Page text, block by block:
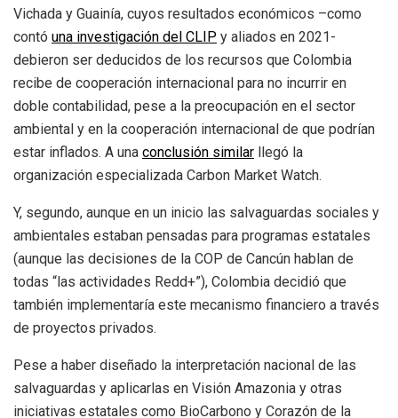
Vichada y Guainía, cuyos resultados económicos –como
contó una investigación del CLIP y aliados en 2021-
debieron ser deducidos de los recursos que Colombia
recibe de cooperación internacional para no incurrir en
doble contabilidad, pese a la preocupación en el sector
ambiental y en la cooperación internacional de que podrían
estar inflados. A una conclusión similar llegó la
organización especializada Carbon Market Watch.
Y, segundo, aunque en un inicio las salvaguardas sociales y
ambientales estaban pensadas para programas estatales
(aunque las decisiones de la COP de Cancún hablan de
todas “las actividades Redd+”), Colombia decidió que
también implementaría este mecanismo financiero a través
de proyectos privados.
Pese a haber diseñado la interpretación nacional de las
salvaguardas y aplicarlas en Visión Amazonia y otras
iniciativas estatales como BioCarbono y Corazón de la